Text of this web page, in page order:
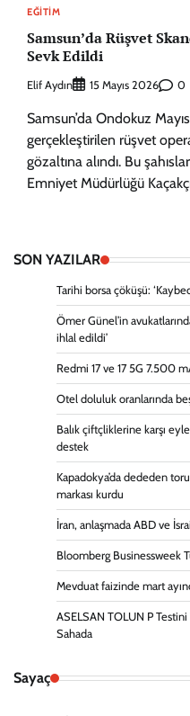
EĞITIM
Samsun’da Rüşvet
Sevk Edildi
Elif Aydın 15 Mayıs 2026 0
Samsun’da Ondokuz
gerçekleştirilen rüşvet
gözaltına alındı. Bu
Emniyet Müdürlüğü
SON YAZILAR
Tarihi borsa çöküşü:
Ömer Günel’in
ihlal edildi’
Redmi 17 ve 17 5G 7.500
Otel doluluk oranlarında
Balık çiftçliklerine karşı
destek
Kapadokya’da dededen
markası kurdu
İran, anlaşmada ABD ve
Bloomberg Businessweek
Mevduat faizinde mart
ASELSAN TOLUN P
Sahada
Sayaç